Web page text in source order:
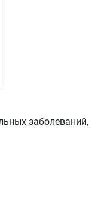
заболеваний,